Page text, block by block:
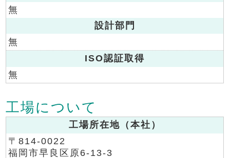
無
設計部門
無
ISO認証取得
無
工場について
工場所在地（本社）
〒814-0022
福岡市早良区原6-13-3